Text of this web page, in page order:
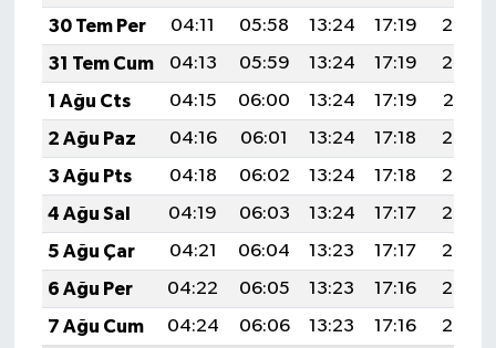
30 Tem Per
04:11 05:58 13:24 17:19
20:39
31 Tem Cum
04:13 05:59 13:24 17:19
20:38
1 Ağu Cts
04:15 06:00 13:24 17:19
20:37
2 Ağu Paz
04:16 06:01 13:24 17:18
20:36
3 Ağu Pts
04:18 06:02 13:24 17:18
20:35
4 Ağu Sal
04:19 06:03 13:24 17:17
20:34
5 Ağu Çar
04:21 06:04 13:23 17:17
20:33
6 Ağu Per
04:22 06:05 13:23 17:16
20:32
7 Ağu Cum
04:24 06:06 13:23 17:16
20:30